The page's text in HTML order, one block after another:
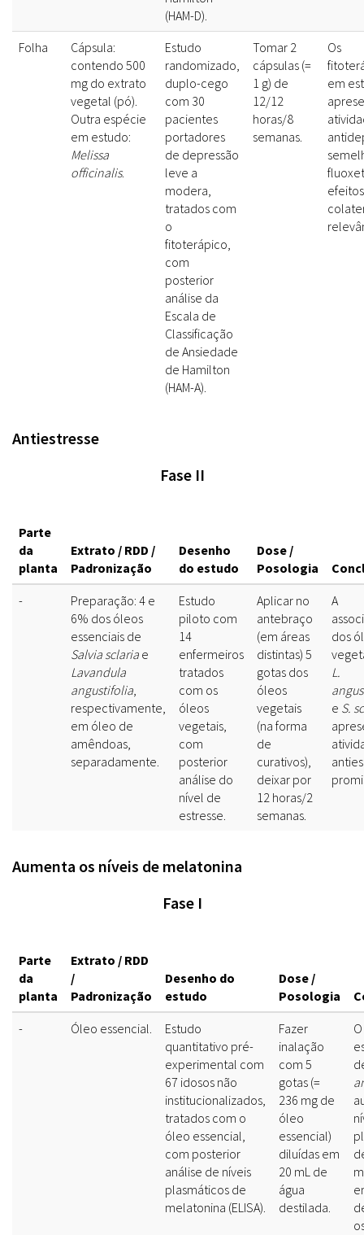
(HAM-D).
Folha
Cápsula:
contendo 500
mg do extrato
vegetal (pó).
Outra espécie
em estudo:
Melissa
officinalis.
Estudo
randomizado,
duplo-cego
com 30
pacientes
portadores
de depressão
leve a
modera,
tratados com
o
fitoterápico,
com
posterior
análise da
Escala de
Classificação
de Ansiedade
de Hamilton
(HAM-A).
Tomar 2
cápsulas (=
1 g) de
12/12
horas/8
semanas.
Os
em
efeitos
Antiestresse
Fase II
Parte
da
planta
Extrato / RDD /
Padronização
Desenho
do estudo
Dose /
Posologia
-
Preparação: 4 e
6% dos óleos
essenciais de
Salvia sclaria e
Lavandula
angustifolia,
respectivamente,
em óleo de
amêndoas,
separadamente.
Estudo
piloto com
14
enfermeiros
tratados
com os
óleos
vegetais,
com
posterior
análise do
nível de
estresse.
Aplicar no
antebraço
(em áreas
distintas) 5
gotas dos
óleos
vegetais
(na forma
de
curativos),
deixar por
12 horas/2
semanas.
A
dos
L.
e S.
Aumenta os níveis de melatonina
Fase I
Parte
da
planta
Extrato / RDD
/
Padronização
Desenho do
estudo
Dose /
Posologia
-
Óleo essencial.
Estudo
quantitativo pré-
experimental com
67 idosos não
institucionalizados,
tratados com o
óleo essencial,
com posterior
análise de níveis
plasmáticos de
melatonina (ELISA).
Fazer
inalação
com 5
gotas (=
236 mg de
óleo
essencial)
diluídas em
20 mL de
água
destilada.